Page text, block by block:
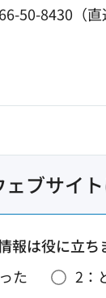
50-8430（直
ェブサイ
報は役に立ち
た
2：